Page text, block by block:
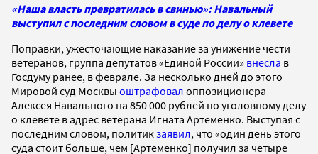
«Наша власть превратилась в свинью»: Навальный
выступил с последним словом в суде по делу о клевете
Поправки, ужесточающие наказание за унижение чести
ветеранов, группа депутатов «Единой России» внесла в
Госдуму ранее, в феврале. За несколько дней до этого
Мировой суд Москвы оштрафовал оппозиционера
Алексея Навального на 850 000 рублей по уголовному делу
о клевете в адрес ветерана Игната Артеменко. Выступая с
последним словом, политикзаявил, что «один день этого
суда стоит больше, чем [Артеменко] получил за четыре